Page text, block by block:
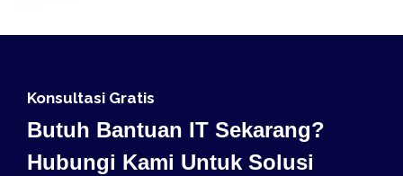
Konsultasi Gratis
Butuh Bantuan IT Sekarang?
Hubungi Kami Untuk Solusi